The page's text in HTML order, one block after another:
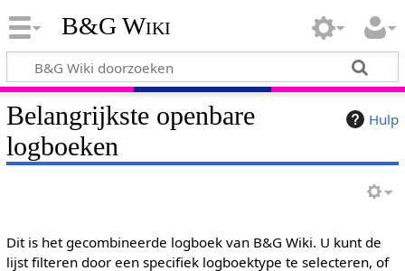
B&G Wiki
Hulp
Belangrijkste openbare
logboeken
Dit is het gecombineerde logboek van B&G Wiki. U kunt de
lijst filteren door een specifiek logboektype te selecteren, of